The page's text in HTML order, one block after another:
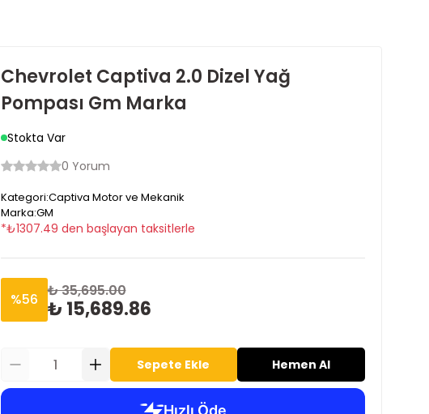
Chevrolet Captiva 2.0 Dizel Yağ
Pompası Gm Marka
Stokta Var
0 Yorum
Kategori:Captiva Motor ve Mekanik
Marka:GM
*₺1307.49 den başlayan taksitlerle
%56 ₺ 35,695.00
₺ 15,689.86
Sepete Ekle Hemen Al